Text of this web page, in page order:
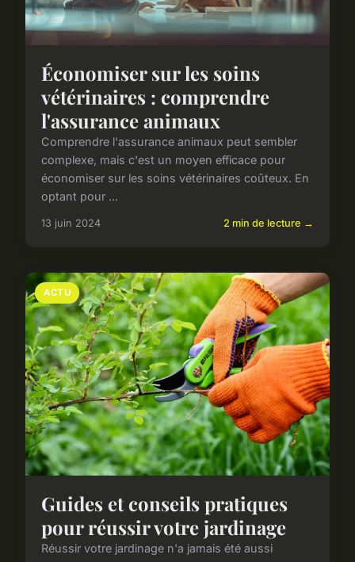
Économiser sur les soins
vétérinaires : comprendre
l'assurance animaux
Comprendre l'assurance animaux peut sembler
complexe, mais c'est un moyen efficace pour
économiser sur les soins vétérinaires coûteux. En
optant pour ...
13 juin 2024 2 min de lecture →
ACTU
Guides et conseils pratiques
pour réussir votre jardinage
Réussir votre jardinage n'a jamais été aussi